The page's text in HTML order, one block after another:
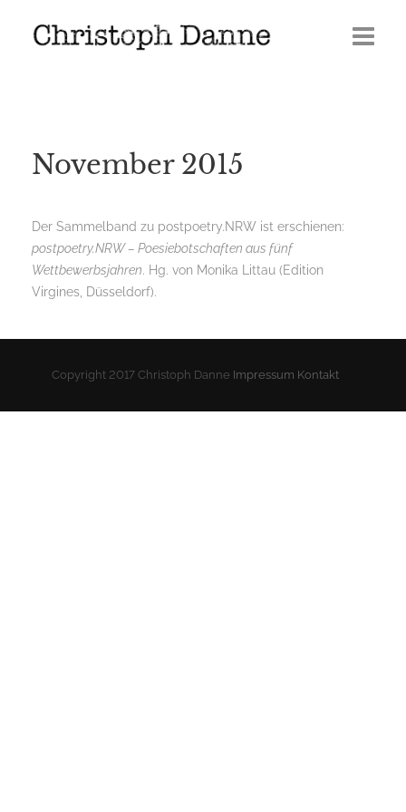
Presse
Media
November 2015
Der Sammelband zu postpoetry.NRW ist erschienen:
postpoetry.NRW – Poesiebotschaften aus fünf
Wettbewerbsjahren. Hg. von Monika Littau (Edition
Virgines, Düsseldorf).
Copyright 2017 Christoph Danne Impressum Kontakt